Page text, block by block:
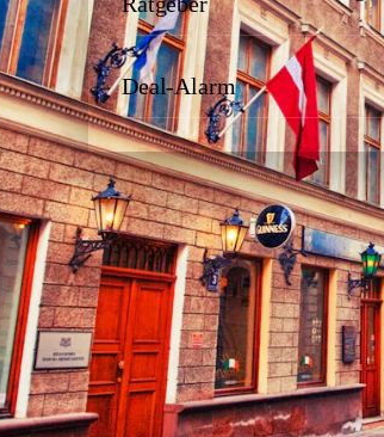
Deal-Alarm
ins Konto reißen. Wer ein bisschen
viel auszugeben. Hier kommen die
zum Sparen?
den halben Reisepreis. In der Nebensaison